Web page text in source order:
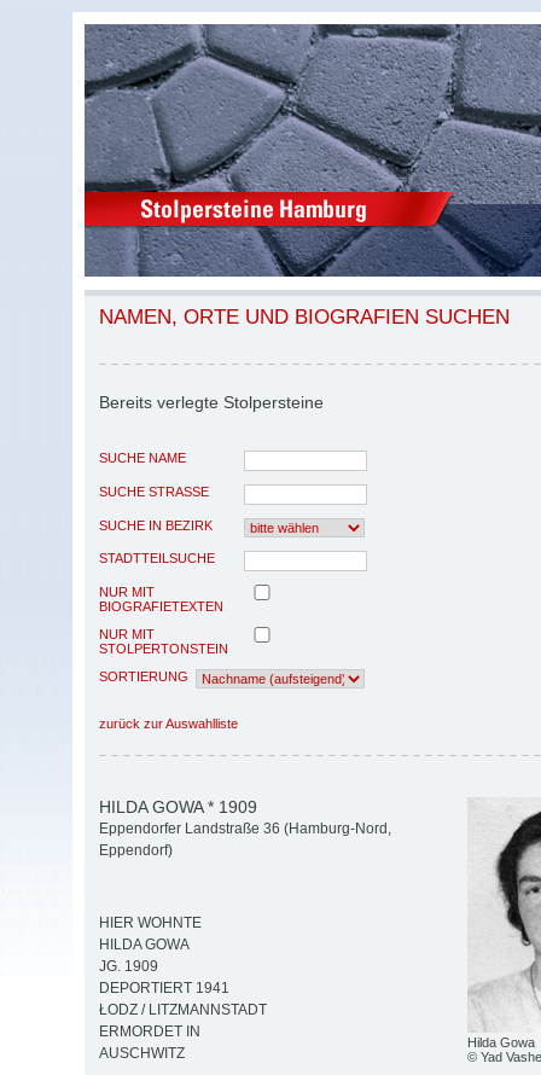
NAMEN, ORTE UND BIOGRAFIEN SUCHEN
Bereits verlegte Stolpersteine
SUCHE NAME
SUCHE STRASSE
SUCHE IN BEZIRK
STADTTEILSUCHE
NUR MIT
BIOGRAFIETEXTEN
NUR MIT
STOLPERTONSTEIN
SORTIERUNG
zurück zur Auswahlliste
Hilda Gowa
© Yad
HILDA GOWA * 1909
Eppendorfer Landstraße 36 (Hamburg-Nord,
Eppendorf)
HIER WOHNTE
HILDA GOWA
JG. 1909
DEPORTIERT 1941
ŁODZ / LITZMANNSTADT
ERMORDET IN
AUSCHWITZ